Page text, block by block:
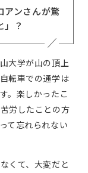
アンさんが驚
」？
大学が山の頂上
転車での通学は
。楽しかったこ
労したことの方
て忘れられない
くて、大変だと